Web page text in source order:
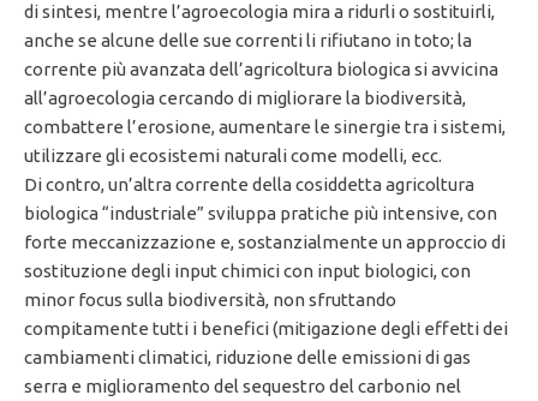
di sintesi, mentre l’agroecologia mira a ridurli o sostituirli,
anche se alcune delle sue correnti li rifiutano in toto; la
corrente più avanzata dell’agricoltura biologica si avvicina
all’agroecologia cercando di migliorare la biodiversità,
combattere l’erosione, aumentare le sinergie tra i sistemi,
utilizzare gli ecosistemi naturali come modelli, ecc.
Di contro, un’altra corrente della cosiddetta agricoltura
biologica “industriale” sviluppa pratiche più intensive, con
forte meccanizzazione e, sostanzialmente un approccio di
sostituzione degli input chimici con input biologici, con
minor focus sulla biodiversità, non sfruttando
compitamente tutti i benefici (mitigazione degli effetti dei
cambiamenti climatici, riduzione delle emissioni di gas
serra e miglioramento del sequestro del carbonio nel